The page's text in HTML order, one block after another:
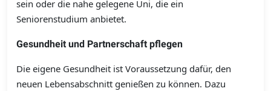
sein oder die nahe gelegene Uni, die ein
Seniorenstudium anbietet.
Gesundheit und Partnerschaft pflegen
Die eigene Gesundheit ist Voraussetzung dafür, den
neuen Lebensabschnitt genießen zu können. Dazu